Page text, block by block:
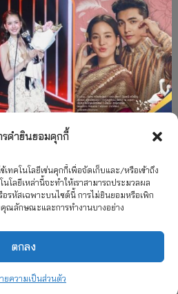
รคำยินยอมคุกกี้
ทคโนโลยีเช่นคุกกี้เพื่อจัดเก็บและ/หรือเข้าถึง
โลยีเหล่านี้จะทำให้เราสามารถประมวลผล
อรหัสเฉพาะบนไซต์นี้ การไม่ยินยอมหรือเพิก
ณลักษณะและการทำงานบางอย่าง
ตกลง
ยความเป็นส่วนตัว
านมิใช่หงส์” กวาดรางวัล
Watch All Rights Reserved.
สื่อวีดิทัศน์